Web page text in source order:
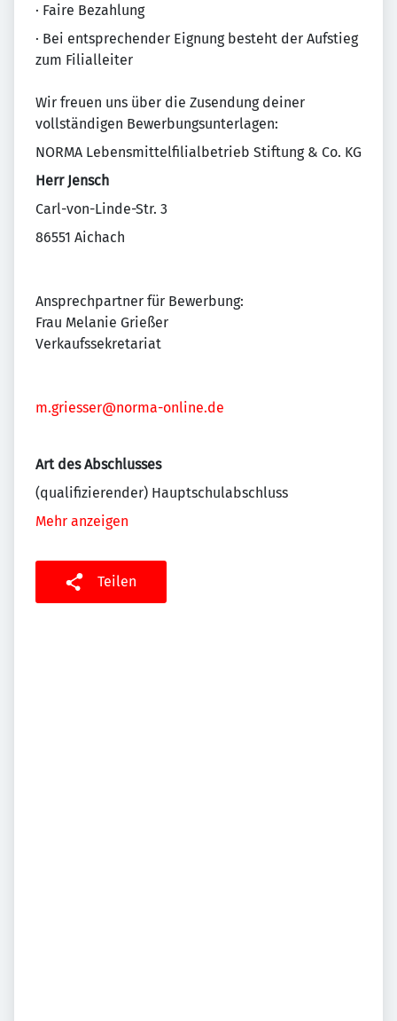
· Faire Bezahlung
· Bei entsprechender Eignung besteht der Aufstieg
zum Filialleiter
Wir freuen uns über die Zusendung deiner
vollständigen Bewerbungsunterlagen:
NORMA Lebensmittelfilialbetrieb Stiftung & Co. KG
Herr Jensch
Carl-von-Linde-Str. 3
86551 Aichach
Ansprechpartner für Bewerbung:
Frau Melanie Grießer
Verkaufssekretariat
m.griesser@norma-online.de
Art des Abschlusses
(qualifizierender) Hauptschulabschluss
Mehr anzeigen
Teilen